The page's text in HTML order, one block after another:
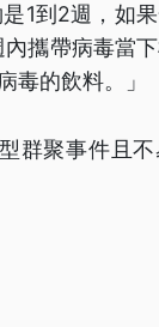
1到2週，如
攜帶病毒當
毒的飲料。」
群聚事件且